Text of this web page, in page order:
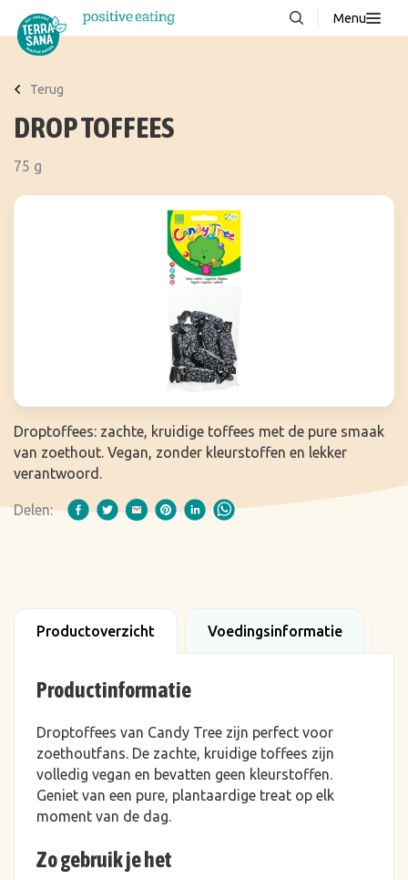
Menu
Over ons
Stories
FAQ
Recepten
Terug
DROP TOFFEES
75 g
Droptoffees: zachte, kruidige toffees met de pure smaak
van zoethout. Vegan, zonder kleurstoffen en lekker
verantwoord.
Delen:
Productoverzicht Voedingsinformatie
Productinformatie
Droptoffees van Candy Tree zijn perfect voor
zoethoutfans. De zachte, kruidige toffees zijn
volledig vegan en bevatten geen kleurstoffen.
Geniet van een pure, plantaardige treat op elk
moment van de dag.
Zo gebruik je het